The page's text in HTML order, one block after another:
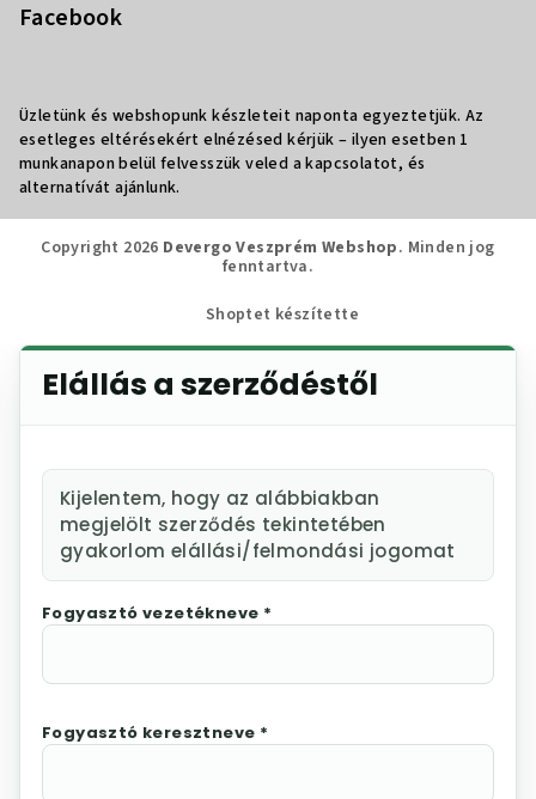
Facebook
Üzletünk és webshopunk készleteit naponta egyeztetjük. Az
esetleges eltérésekért elnézésed kérjük – ilyen esetben 1
munkanapon belül felvesszük veled a kapcsolatot, és
alternatívát ajánlunk.
Copyright 2026 Devergo Veszprém Webshop. Minden jog
fenntartva.
Shoptet készítette
Elállás a szerződéstől
Kijelentem, hogy az alábbiakban
megjelölt szerződés tekintetében
gyakorlom elállási/felmondási jogomat
Fogyasztó vezetékneve *
Fogyasztó keresztneve *